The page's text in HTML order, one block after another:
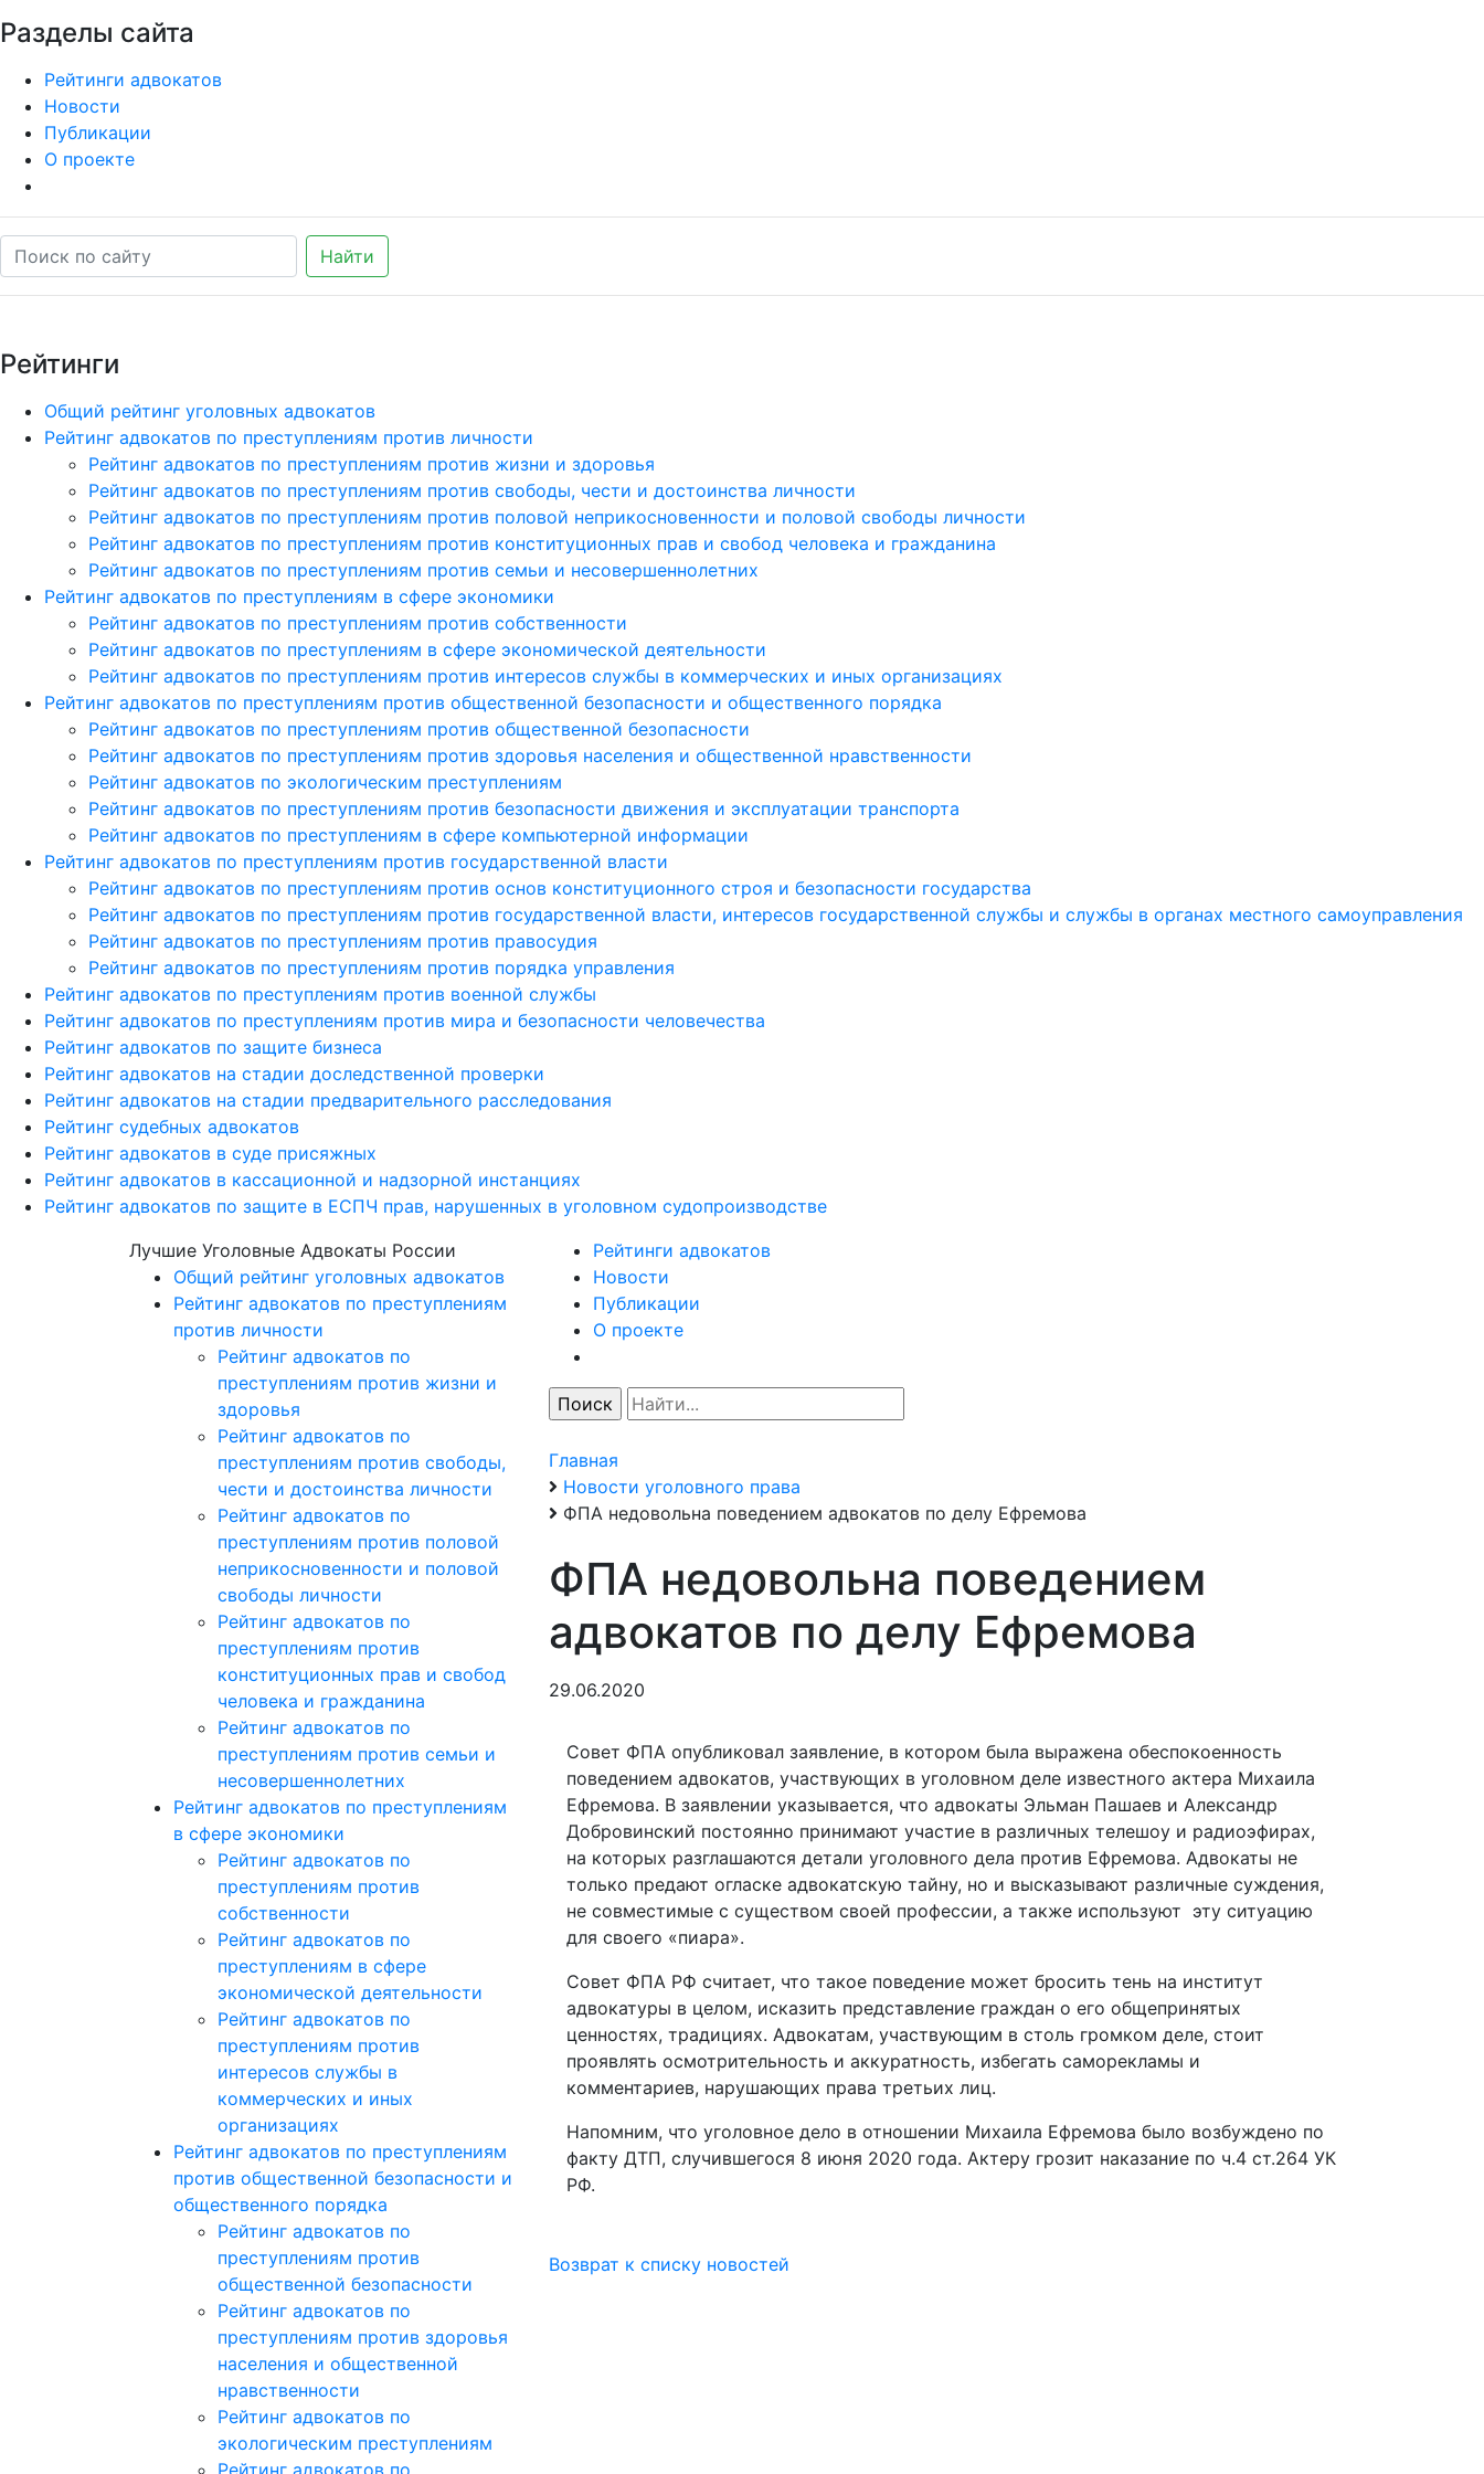
Разделы сайта
Рейтинги адвокатов
Новости
Публикации
О проекте
Найти
Рейтинги
Общий рейтинг уголовных адвокатов
Рейтинг адвокатов по преступлениям против личности
Рейтинг адвокатов по преступлениям против жизни и здоровья
Рейтинг адвокатов по преступлениям против свободы, чести и достоинства личности
Рейтинг адвокатов по преступлениям против половой неприкосновенности и половой свободы личности
Рейтинг адвокатов по преступлениям против конституционных прав и свобод человека и гражданина
Рейтинг адвокатов по преступлениям против семьи и несовершеннолетних
Рейтинг адвокатов по преступлениям в сфере экономики
Рейтинг адвокатов по преступлениям против собственности
Рейтинг адвокатов по преступлениям в сфере экономической деятельности
Рейтинг адвокатов по преступлениям против интересов службы в коммерческих и иных организациях
Рейтинг адвокатов по преступлениям против общественной безопасности и общественного порядка
Рейтинг адвокатов по преступлениям против общественной безопасности
Рейтинг адвокатов по преступлениям против здоровья населения и общественной нравственности
Рейтинг адвокатов по экологическим преступлениям
Рейтинг адвокатов по преступлениям против безопасности движения и эксплуатации транспорта
Рейтинг адвокатов по преступлениям в сфере компьютерной информации
Рейтинг адвокатов по преступлениям против государственной власти
Рейтинг адвокатов по преступлениям против основ конституционного строя и безопасности государства
Рейтинг адвокатов по преступлениям против государственной власти, интересов государственной службы и службы в органах местного самоуправления
Рейтинг адвокатов по преступлениям против правосудия
Рейтинг адвокатов по преступлениям против порядка управления
Рейтинг адвокатов по преступлениям против военной службы
Рейтинг адвокатов по преступлениям против мира и безопасности человечества
Рейтинг адвокатов по защите бизнеса
Рейтинг адвокатов на стадии доследственной проверки
Рейтинг адвокатов на стадии предварительного расследования
Рейтинг судебных адвокатов
Рейтинг адвокатов в суде присяжных
Рейтинг адвокатов в кассационной и надзорной инстанциях
Рейтинг адвокатов по защите в ЕСПЧ прав, нарушенных в уголовном судопроизводстве
Лучшие Уголовные Адвокаты России
Общий рейтинг уголовных адвокатов
Рейтинг адвокатов по преступлениям
против личности
Рейтинг адвокатов по
преступлениям против жизни и
здоровья
Рейтинг адвокатов по
преступлениям против свободы,
чести и достоинства личности
Рейтинг адвокатов по
преступлениям против половой
неприкосновенности и половой
свободы личности
Рейтинг адвокатов по
преступлениям против
конституционных прав и свобод
человека и гражданина
Рейтинг адвокатов по
преступлениям против семьи и
несовершеннолетних
Рейтинг адвокатов по преступлениям
в сфере экономики
Рейтинг адвокатов по
преступлениям против
собственности
Рейтинг адвокатов по
преступлениям в сфере
экономической деятельности
Рейтинг адвокатов по
преступлениям против
интересов службы в
коммерческих и иных
организациях
Рейтинг адвокатов по преступлениям
против общественной безопасности и
общественного порядка
Рейтинг адвокатов по
преступлениям против
общественной безопасности
Рейтинг адвокатов по
преступлениям против здоровья
населения и общественной
нравственности
Рейтинг адвокатов по
экологическим преступлениям
Рейтинг адвокатов по
Рейтинги адвокатов
Новости
Публикации
О проекте
Главная
Новости уголовного права
ФПА недовольна поведением адвокатов по делу Ефремова
ФПА недовольна поведением
адвокатов по делу Ефремова
29.06.2020
Совет ФПА опубликовал заявление, в котором была выражена обеспокоенность
поведением адвокатов, участвующих в уголовном деле известного актера Михаила
Ефремова. В заявлении указывается, что адвокаты Эльман Пашаев и Александр
Добровинский постоянно принимают участие в различных телешоу и радиоэфирах,
на которых разглашаются детали уголовного дела против Ефремова. Адвокаты не
только предают огласке адвокатскую тайну, но и высказывают различные суждения,
не совместимые с существом своей профессии, а также используют эту ситуацию
для своего «пиара».
Совет ФПА РФ считает, что такое поведение может бросить тень на институт
адвокатуры в целом, исказить представление граждан о его общепринятых
ценностях, традициях. Адвокатам, участвующим в столь громком деле, стоит
проявлять осмотрительность и аккуратность, избегать саморекламы и
комментариев, нарушающих права третьих лиц.
Напомним, что уголовное дело в отношении Михаила Ефремова было возбуждено по
факту ДТП, случившегося 8 июня 2020 года. Актеру грозит наказание по ч.4 ст.264 УК
РФ.
Возврат к списку новостей